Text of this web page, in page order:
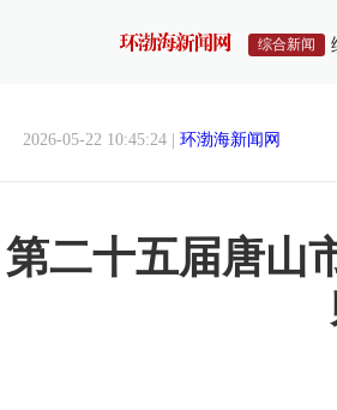
综合新闻
2026-05-22 10:45:24 | 环渤海新闻网
第二十五届唐山